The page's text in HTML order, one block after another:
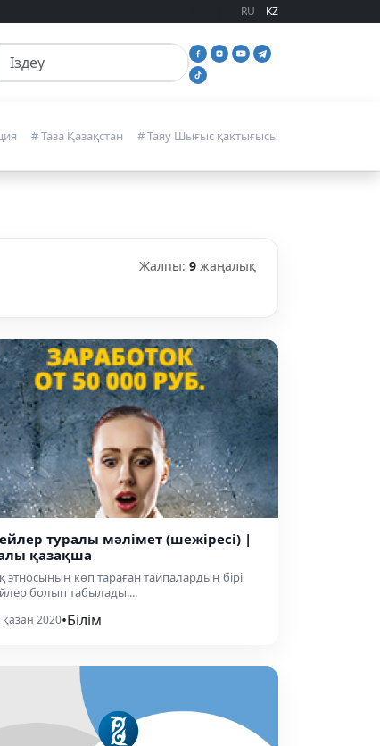
RU KZ
іздеу
# Таза Қазақстан # Таяу Шығыс қақтығысы
Жалпы: 9 жаңалық
туралы мәлімет (шежіресі) |
қазақша
этносының көп тараған тайпалардың бірі
болып табылады....
қазан 2020•Білім